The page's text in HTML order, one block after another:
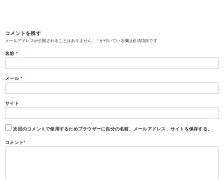
コメントを残す
メールアドレスが公開されることはありません。 * が付いている欄は必須項目です
名前 *
メール *
サイト
次回のコメントで使用するためブラウザーに自分の名前、メールアドレス、サイトを保存する。
コメント*